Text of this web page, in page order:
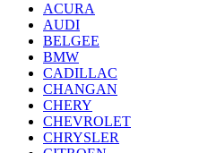
ACURA
AUDI
BELGEE
BMW
CADILLAC
CHANGAN
CHERY
CHEVROLET
CHRYSLER